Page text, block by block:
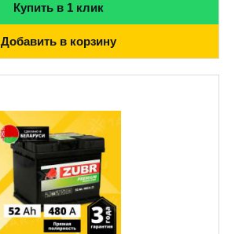
Купить в 1 клик
Добавить в корзину